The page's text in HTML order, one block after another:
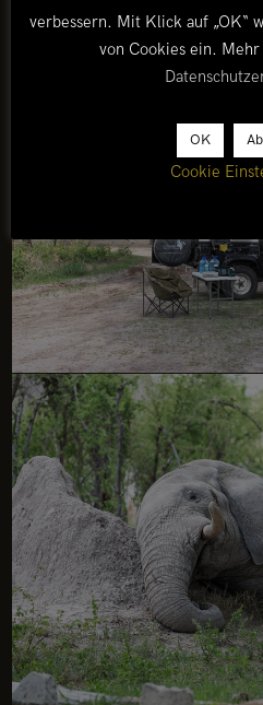
verbessern. Mit Klick auf „OK“
von Cookies ein.
OK
Cookie